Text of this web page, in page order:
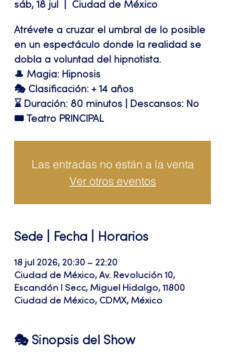
sáb, 18 jul Ciudad de México
Atrévete a cruzar el umbral de lo posible
en un espectáculo donde la realidad se
dobla a voluntad del hipnotista.
🎩 Magia: Hipnosis
🎭 Clasificación: + 14 años
⌛ Duración: 80 minutos | Descansos: No
🎟 Teatro PRINCIPAL
Las entradas no están a la venta
Ver otros eventos
Sede | Fecha | Horarios
18 jul 2026, 20:30 – 22:20
Ciudad de México, Av. Revolución 10,
Escandón I Secc, Miguel Hidalgo, 11800
Ciudad de México, CDMX, México
🎭 Sinopsis del Show